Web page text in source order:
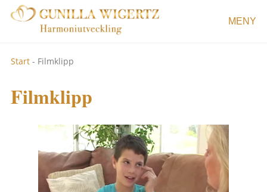
MENY
Start - Filmklipp
Filmklipp